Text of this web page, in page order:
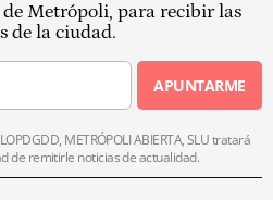
Metrópoli, para recibir las
de la ciudad.
APUNTARME
METRÓPOLI ABIERTA, SLU tratará
de remitirle noticias de actualidad.